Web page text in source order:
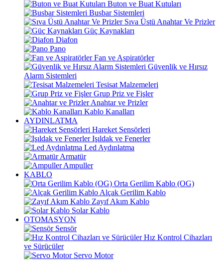
Buton ve Buat Kutuları
Busbar Sistemleri
Sıva Üstü Anahtar Ve Prizler
Güç Kaynakları
Diafon
Pano
Fan ve Aspiratörler
Güvenlik ve Hırsız
Alarm Sistemleri
Tesisat Malzemeleri
Grup Priz ve Fişler
Anahtar ve Prizler
Kablo Kanalları
AYDINLATMA
Hareket Sensörleri
Işıldak ve Fenerler
Led Aydınlatma
Armatür
Ampuller
KABLO
Orta Gerilim Kablo (OG)
Alçak Gerilim Kablo
Zayıf Akım Kablo
Solar Kablo
OTOMASYON
Sensör
Hız Kontrol Cihazları
ve Sürücüler
Servo Motor